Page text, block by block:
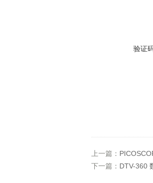
验证
上一篇：
下一篇： DTV-360